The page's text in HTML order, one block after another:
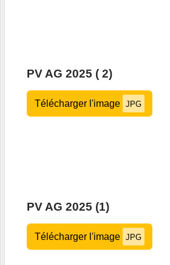
PV AG 2025 ( 2)
Télécharger l'image JPG
PV AG 2025 (1)
Télécharger l'image JPG